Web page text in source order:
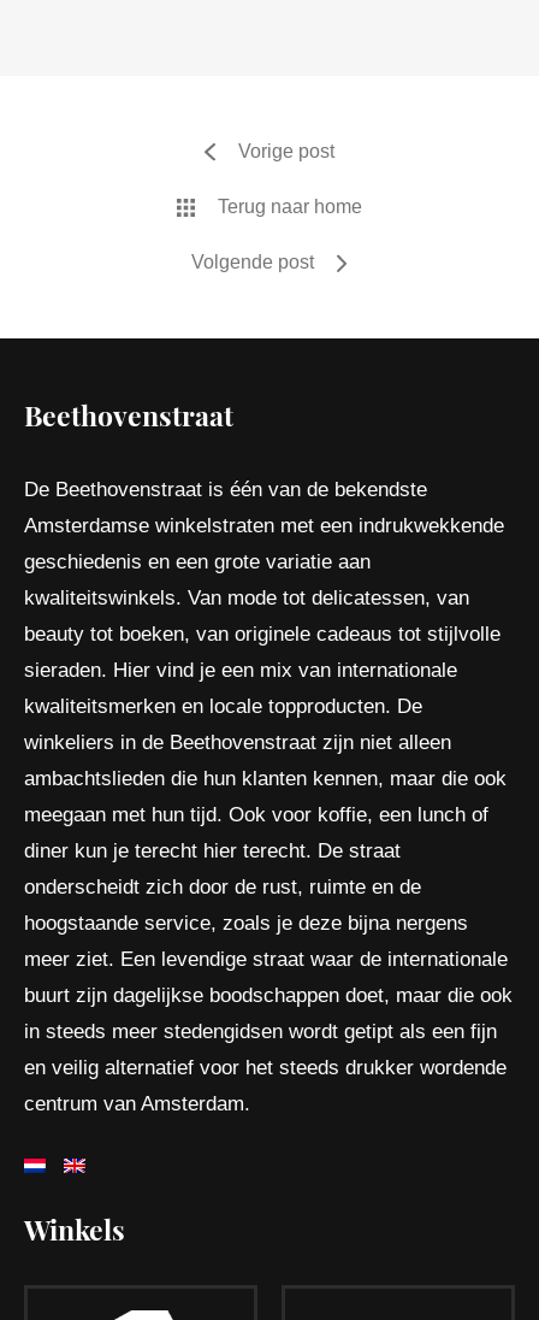
Vorige post
Terug naar home
Volgende post
Beethovenstraat
De Beethovenstraat is één van de bekendste
Amsterdamse winkelstraten met een indrukwekkende
geschiedenis en een grote variatie aan
kwaliteitswinkels. Van mode tot delicatessen, van
beauty tot boeken, van originele cadeaus tot stijlvolle
sieraden. Hier vind je een mix van internationale
kwaliteitsmerken en locale topproducten. De
winkeliers in de Beethovenstraat zijn niet alleen
ambachtslieden die hun klanten kennen, maar die ook
meegaan met hun tijd. Ook voor koffie, een lunch of
diner kun je terecht hier terecht. De straat
onderscheidt zich door de rust, ruimte en de
hoogstaande service, zoals je deze bijna nergens
meer ziet. Een levendige straat waar de internationale
buurt zijn dagelijkse boodschappen doet, maar die ook
in steeds meer stedengidsen wordt getipt als een fijn
en veilig alternatief voor het steeds drukker wordende
centrum van Amsterdam.
Winkels